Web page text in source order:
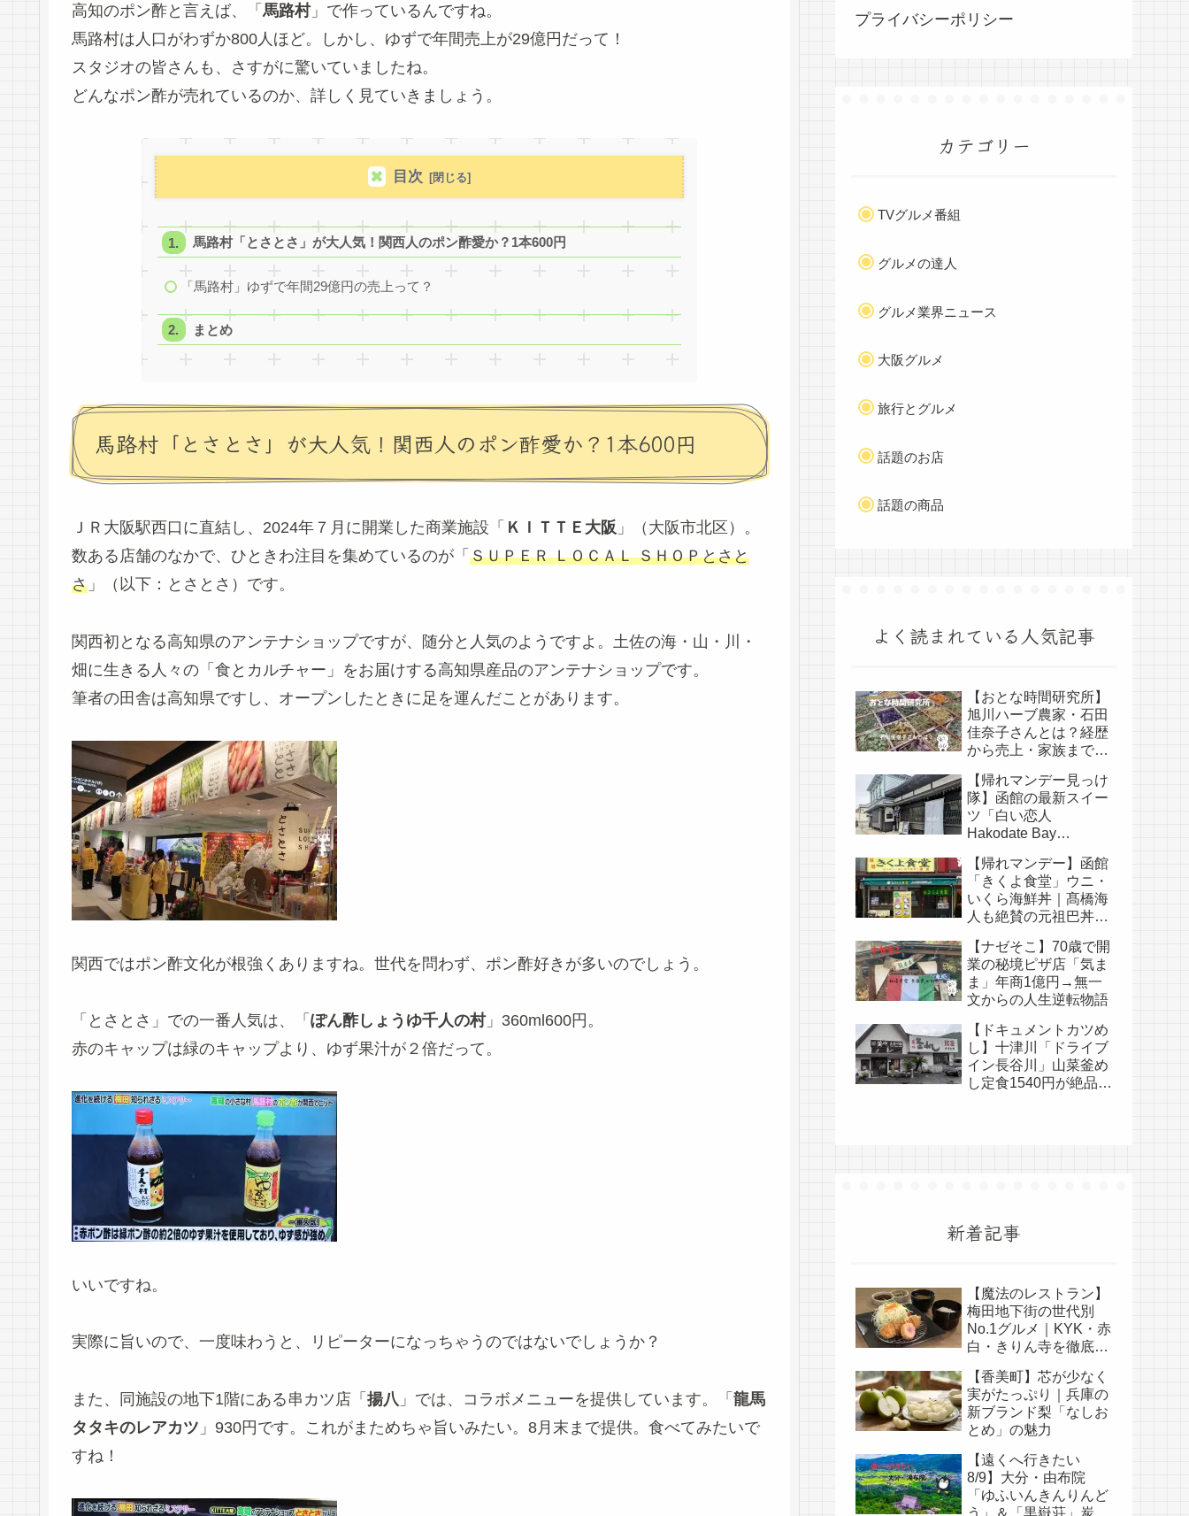
高知のポン酢と言えば、「 馬路村」で作っているんですね。
馬路村は人口がわずか800人ほど。しかし、ゆずで年間売上が29億円だって！
スタジオの皆さんも、さすがに驚いていましたね。
どんなポン酢が売れているのか、詳しく見ていきましょう。
目次
馬路村「とさとさ」が大人気！関西人のポン酢愛か？1本600円
「馬路村」ゆずで年間29億円の売上って？
まとめ
馬路村「とさとさ」が大人気！関西人のポン酢愛か？1本600円
ＪＲ大阪駅西口に直結し、2024年７月に開業した商業施設「 ＫＩＴＴＥ大阪 」（大阪市北区）。
数ある店舗のなかで、ひときわ注目を集めているのが「 ＳＵＰＥＲ ＬＯＣＡＬ ＳＨＯＰとさと
さ 」（以下：とさとさ）です。
関西初となる高知県のアンテナショップですが、随分と人気のようですよ。土佐の海・山・川・
畑に生きる人々の「食とカルチャー」をお届けする高知県産品のアンテナショップです。
筆者の田舎は高知県ですし、オープンしたときに足を運んだことがあります。
関西ではポン酢文化が根強くありますね。世代を問わず、ポン酢好きが多いのでしょう。
「とさとさ」での一番人気は、「 ぽん酢しょうゆ千人の村」360ml600円。
赤のキャップは緑のキャップより、ゆず果汁が２倍だって。
いいですね。
実際に旨いので、一度味わうと、リピーターになっちゃうのではないでしょうか？
また、同施設の地下1階にある串カツ店「 揚八 」では、コラボメニューを提供しています。「 龍馬
タタキのレアカツ 」930円です。これがまためちゃ旨いみたい。8月末まで提供。食べてみたいで
すね！
プライバシーポリシー
カテゴリー
TVグルメ番組
グルメの達人
グルメ業界ニュース
大阪グルメ
旅行とグルメ
話題のお店
話題の商品
よく読まれている人気記事
【おとな時間研究所】
旭川ハーブ農家・石田
佳奈子さんとは？経歴
から売上・家族まで徹
【帰れマンデー見っけ
隊】函館の最新スイー
ツ「白い恋人
Hakodate Bay
ュー・口コミ・白い恋
人の歴史まとめ
【帰れマンデー】函館
「きくよ食堂」ウニ・
いくら海鮮丼｜髙橋海
人も絶賛の元祖巴丼と
【ナゼそこ】70歳で開
業の秘境ピザ店「気ま
ま」年商1億円→無一
文からの人生逆転物語
【ドキュメントカツめ
し】十津川「ドライブ
イン長谷川」山菜釜め
し定食1540円が絶品｜
新着記事
【魔法のレストラン】
梅田地下街の世代別
No.1グルメ｜KYK・赤
白・きりん寺を徹底比
【香美町】芯が少なく
実がたっぷり｜兵庫の
新ブランド梨「なしお
とめ」の魅力
【遠くへ行きたい
8/9】大分・由布院
「ゆふいんきんりんど
う」＆「黒嶽荘」炭酸